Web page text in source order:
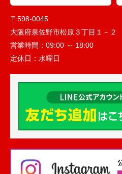
〒598-0045
大阪府泉佐野市松原３丁目１－２
営業時間： 09:00 ～ 18:00
定休日： 水曜日